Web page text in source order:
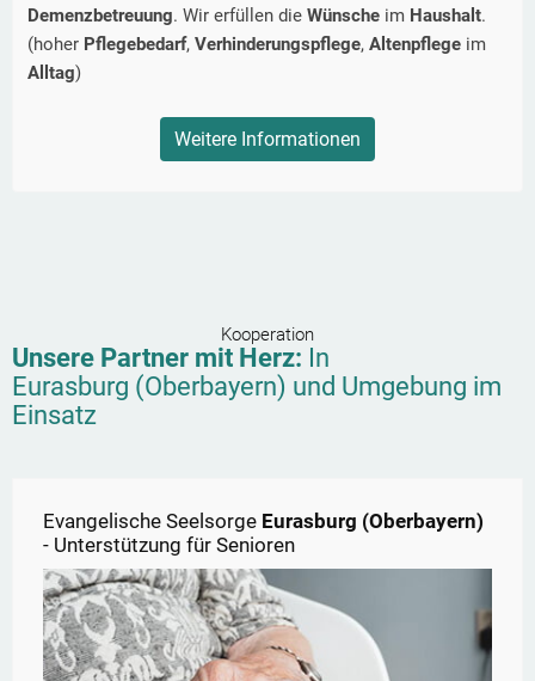
Demenzbetreuung. Wir erfüllen die Wünsche im Haushalt.
(hoher Pflegebedarf, Verhinderungspflege, Altenpflege im
Alltag)
Weitere Informationen
Kooperation
Unsere Partner mit Herz: In
Eurasburg (Oberbayern) und Umgebung im
Einsatz
Evangelische Seelsorge Eurasburg (Oberbayern)
- Unterstützung für Senioren